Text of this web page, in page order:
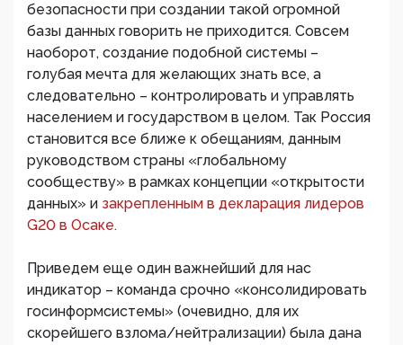
безопасности при создании такой огромной
базы данных говорить не приходится. Совсем
наоборот, создание подобной системы –
голубая мечта для желающих знать все, а
следовательно – контролировать и управлять
населением и государством в целом. Так Россия
становится все ближе к обещаниям, данным
руководством страны «глобальному
сообществу» в рамках концепции «открытости
данных» и закрепленным в декларация лидеров
G20 в Осаке.
Приведем еще один важнейший для нас
индикатор – команда срочно «консолидировать
госинформсистемы» (очевидно, для их
скорейшего взлома/нейтрализации) была дана